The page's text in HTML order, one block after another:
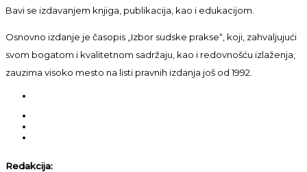
Bavi se izdavanjem knjiga, publikacija, kao i edukacijom.
Osnovno izdanje je časopis „Izbor sudske prakse“, koji, zahvaljujući
svom bogatom i kvalitetnom sadržaju, kao i redovnošću izlaženja,
zauzima visoko mesto na listi pravnih izdanja još od 1992.
Redakcija: